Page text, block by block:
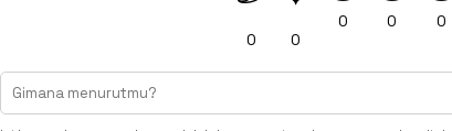
0 0
0 0 0